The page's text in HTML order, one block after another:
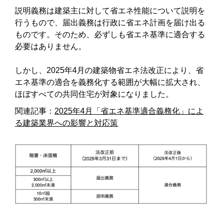
説明義務は建築主に対して省エネ性能について説明を
行うもので、届出義務は行政に省エネ計画を届け出る
ものです。そのため、必ずしも省エネ基準に適合する
必要はありません。
しかし、2025年4月の建築物省エネ法改正により、省
エネ基準の適合を義務化する範囲が大幅に拡大され、
ほぼすべての共同住宅が対象になりました。
関連記事： 2025年4月「省エネ基準適合義務化」によ
る建築業界への影響と対応策